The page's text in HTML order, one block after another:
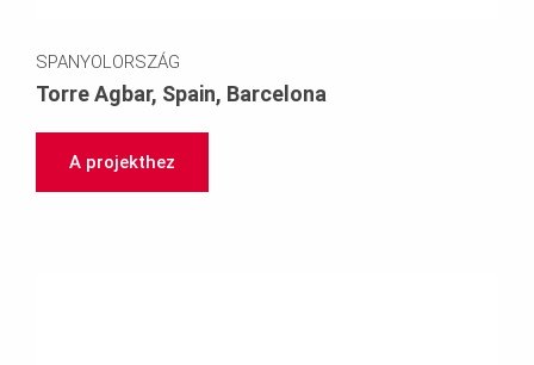
SPANYOLORSZÁG
Torre Agbar, Spain, Barcelona
A projekthez